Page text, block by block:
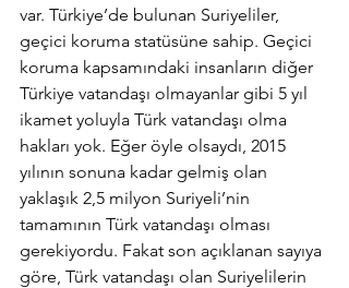
var. Türkiye’de bulunan Suriyeliler,
geçici koruma statüsüne sahip. Geçici
koruma kapsamındaki insanların diğer
Türkiye vatandaşı olmayanlar gibi 5 yıl
ikamet yoluyla Türk vatandaşı olma
hakları yok. Eğer öyle olsaydı, 2015
yılının sonuna kadar gelmiş olan
yaklaşık 2,5 milyon Suriyeli’nin
tamamının Türk vatandaşı olması
gerekiyordu. Fakat son açıklanan sayıya
göre, Türk vatandaşı olan Suriyelilerin